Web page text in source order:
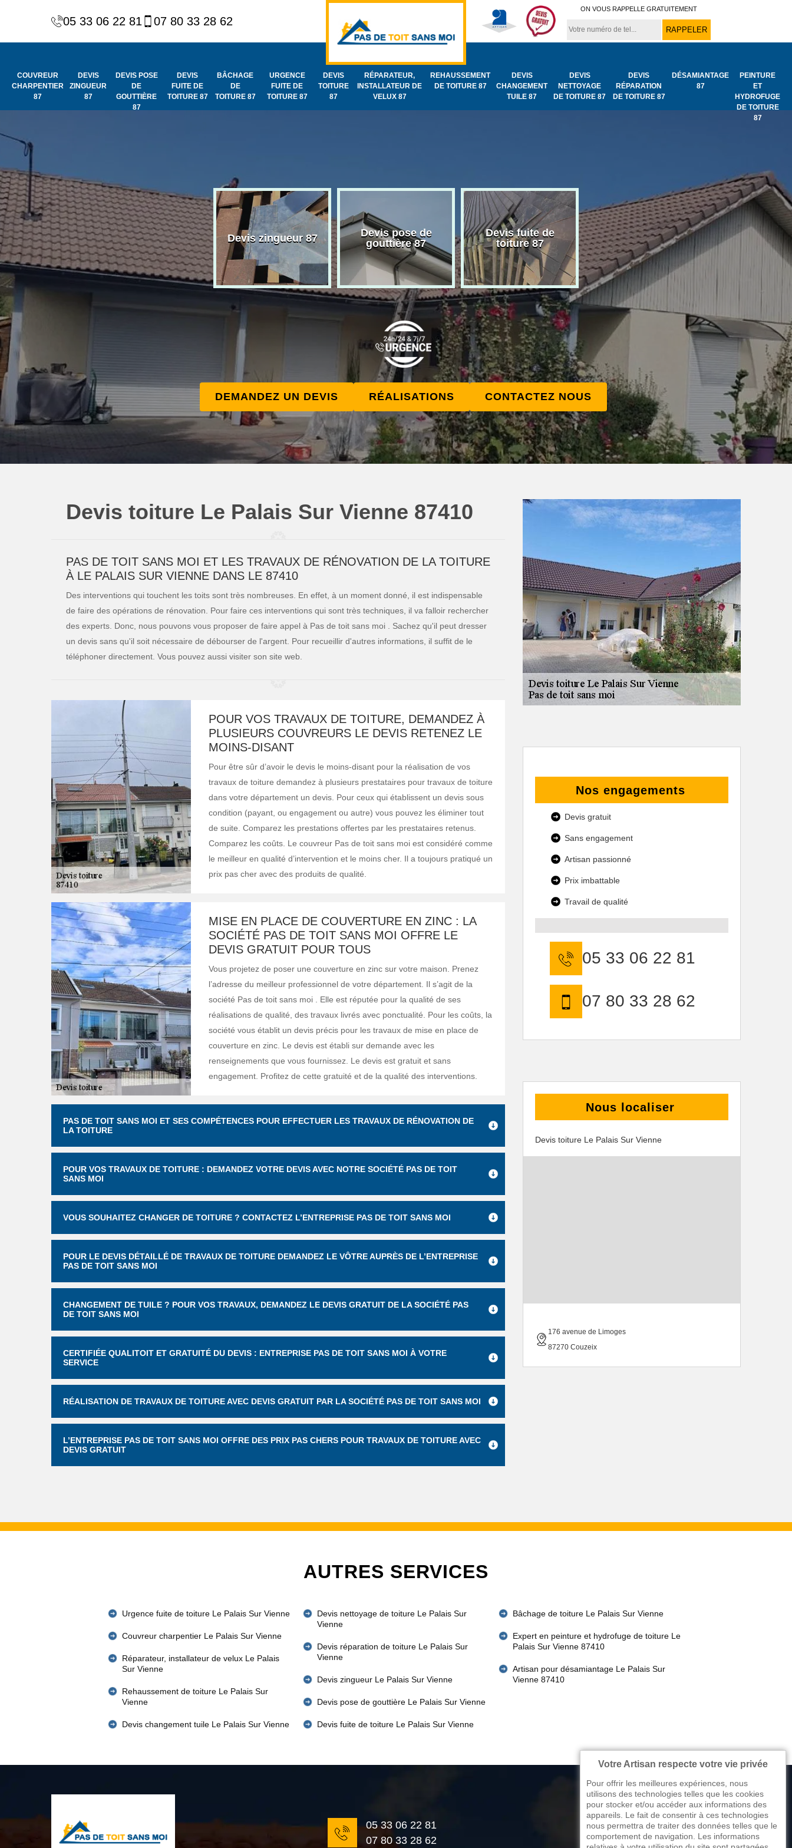
05 33 06 22 81 07 80 33 28 62
ON VOUS RAPPELLE GRATUITEMENT
COUVREUR
CHARPENTIER
87
DEVIS
ZINGUEUR
87
DEVIS POSE
DE
GOUTTIÈRE
87
DEVIS
FUITE DE
TOITURE 87
BÂCHAGE
DE
TOITURE 87
URGENCE
FUITE DE
TOITURE 87
DEVIS
TOITURE
87
RÉPARATEUR,
INSTALLATEUR DE
VELUX 87
REHAUSSEMENT
DE TOITURE 87
DEVIS
CHANGEMENT
TUILE 87
DEVIS
NETTOYAGE
DE TOITURE 87
DEVIS
RÉPARATION
DE TOITURE 87
DÉSAMIANTAGE
87
PEINTURE
ET
HYDROFUGE
DE TOITURE
87
et
de
toiture 87
Couvreur
charpentier 87
Devis zingueur 87
Devis pose de
gouttière 87
Devis fuite de
toiture 87
Bâchage de toiture
87
Urgence
toiture 87
DEMANDEZ UN DEVIS RÉALISATIONS CONTACTEZ NOUS
Devis toiture Le Palais Sur Vienne 87410
PAS DE TOIT SANS MOI ET LES TRAVAUX DE RÉNOVATION DE LA TOITURE
À LE PALAIS SUR VIENNE DANS LE 87410
Des interventions qui touchent les toits sont très nombreuses. En effet, à un moment donné, il est indispensable
de faire des opérations de rénovation. Pour faire ces interventions qui sont très techniques, il va falloir rechercher
des experts. Donc, nous pouvons vous proposer de faire appel à Pas de toit sans moi . Sachez qu'il peut dresser
un devis sans qu'il soit nécessaire de débourser de l'argent. Pour recueillir d'autres informations, il suffit de le
téléphoner directement. Vous pouvez aussi visiter son site web.
POUR VOS TRAVAUX DE TOITURE, DEMANDEZ À
PLUSIEURS COUVREURS LE DEVIS RETENEZ LE
MOINS-DISANT
Pour être sûr d’avoir le devis le moins-disant pour la réalisation de vos
travaux de toiture demandez à plusieurs prestataires pour travaux de toiture
dans votre département un devis. Pour ceux qui établissent un devis sous
condition (payant, ou engagement ou autre) vous pouvez les éliminer tout
de suite. Comparez les prestations offertes par les prestataires retenus.
Comparez les coûts. Le couvreur Pas de toit sans moi est considéré comme
le meilleur en qualité d’intervention et le moins cher. Il a toujours pratiqué un
prix pas cher avec des produits de qualité.
MISE EN PLACE DE COUVERTURE EN ZINC : LA
SOCIÉTÉ PAS DE TOIT SANS MOI OFFRE LE
DEVIS GRATUIT POUR TOUS
Vous projetez de poser une couverture en zinc sur votre maison. Prenez
l’adresse du meilleur professionnel de votre département. Il s’agit de la
société Pas de toit sans moi . Elle est réputée pour la qualité de ses
réalisations de qualité, des travaux livrés avec ponctualité. Pour les coûts, la
société vous établit un devis précis pour les travaux de mise en place de
couverture en zinc. Le devis est établi sur demande avec les
renseignements que vous fournissez. Le devis est gratuit et sans
engagement. Profitez de cette gratuité et de la qualité des interventions.
PAS DE TOIT SANS MOI ET SES COMPÉTENCES POUR EFFECTUER LES TRAVAUX DE RÉNOVATION DE
LA TOITURE
POUR VOS TRAVAUX DE TOITURE : DEMANDEZ VOTRE DEVIS AVEC NOTRE SOCIÉTÉ PAS DE TOIT
SANS MOI
VOUS SOUHAITEZ CHANGER DE TOITURE ? CONTACTEZ L’ENTREPRISE PAS DE TOIT SANS MOI
POUR LE DEVIS DÉTAILLÉ DE TRAVAUX DE TOITURE DEMANDEZ LE VÔTRE AUPRÈS DE L’ENTREPRISE
PAS DE TOIT SANS MOI
CHANGEMENT DE TUILE ? POUR VOS TRAVAUX, DEMANDEZ LE DEVIS GRATUIT DE LA SOCIÉTÉ PAS
DE TOIT SANS MOI
CERTIFIÉE QUALITOIT ET GRATUITÉ DU DEVIS : ENTREPRISE PAS DE TOIT SANS MOI À VOTRE
SERVICE
RÉALISATION DE TRAVAUX DE TOITURE AVEC DEVIS GRATUIT PAR LA SOCIÉTÉ PAS DE TOIT SANS MOI
L’ENTREPRISE PAS DE TOIT SANS MOI OFFRE DES PRIX PAS CHERS POUR TRAVAUX DE TOITURE AVEC
DEVIS GRATUIT
Nos engagements
Devis gratuit
Sans engagement
Artisan passionné
Prix imbattable
Travail de qualité
05 33 06 22 81
07 80 33 28 62
Nous localiser
Devis toiture Le Palais Sur Vienne
176 avenue de Limoges
87270 Couzeix
AUTRES SERVICES
Urgence fuite de toiture Le Palais Sur Vienne
Couvreur charpentier Le Palais Sur Vienne
Réparateur, installateur de velux Le Palais
Sur Vienne
Rehaussement de toiture Le Palais Sur
Vienne
Devis changement tuile Le Palais Sur Vienne
Devis nettoyage de toiture Le Palais Sur
Vienne
Devis réparation de toiture Le Palais Sur
Vienne
Devis zingueur Le Palais Sur Vienne
Devis pose de gouttière Le Palais Sur Vienne
Devis fuite de toiture Le Palais Sur Vienne
Bâchage de toiture Le Palais Sur Vienne
Expert en peinture et hydrofuge de toiture Le
Palais Sur Vienne 87410
Artisan pour désamiantage Le Palais Sur
Vienne 87410
05 33 06 22 81
07 80 33 28 62
176 avenue de Limoges
87270 Couzeix
Votre Artisan respecte votre vie privée
Pour offrir les meilleures expériences, nous
utilisons des technologies telles que les cookies
pour stocker et/ou accéder aux informations des
appareils. Le fait de consentir à ces technologies
nous permettra de traiter des données telles que le
comportement de navigation. Les informations